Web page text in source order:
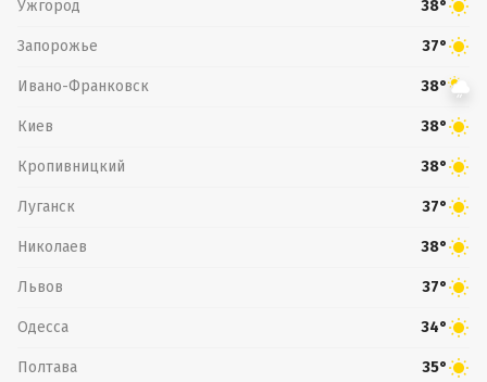
Ужгород 38°
Запорожье 37°
Ивано-Франковск 38°
Киев 38°
Кропивницкий 38°
Луганск 37°
Николаев 38°
Львов 37°
Одесса 34°
Полтава 35°